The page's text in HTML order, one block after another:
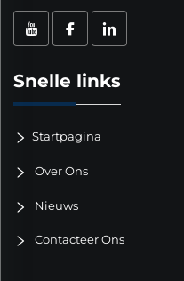
Snelle links
Startpagina
Over Ons
Nieuws
Contacteer Ons